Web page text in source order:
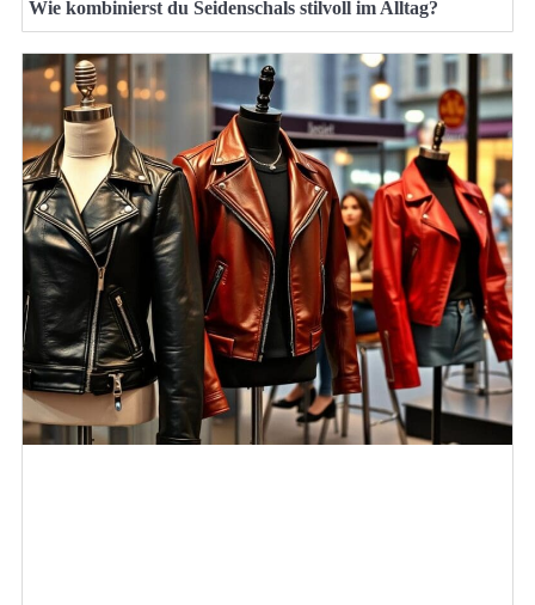
Wie kombinierst du Seidenschals stilvoll im Alltag?